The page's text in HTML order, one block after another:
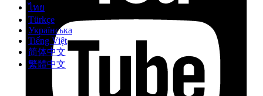
ไทย
Türkçe
Українська
Tiếng Việt
简体中文
繁體中文